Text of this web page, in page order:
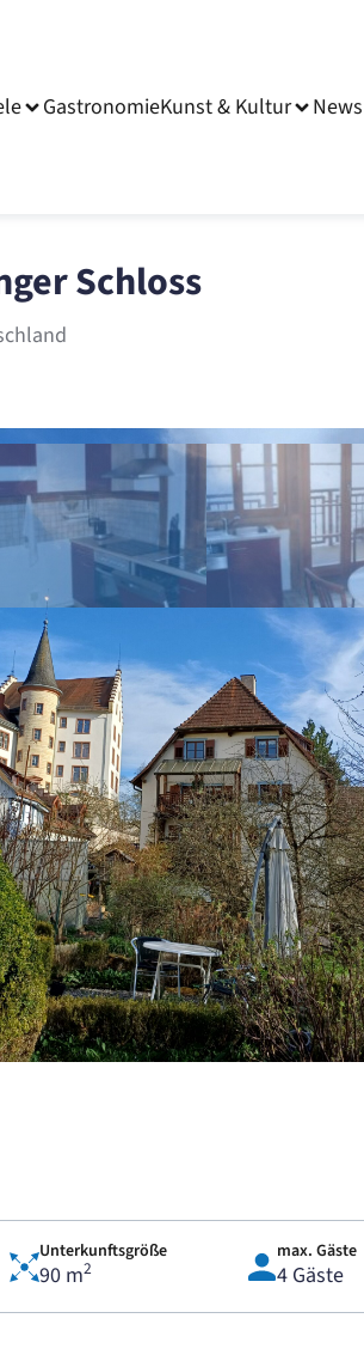
GastronomieKunst & Kultur News
Schloss
Unterkunftsgröße
90 m2
max. Gäste
4 Gäste